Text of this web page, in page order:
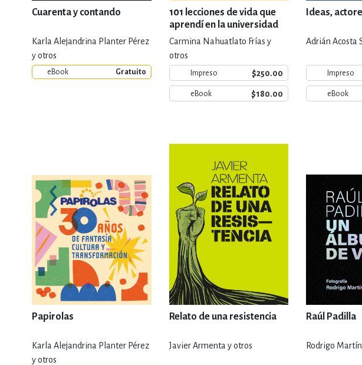
Y RELIGIÓN HISTORIA Y
JUVENILES Y DIDÁCTICOS
MEDICINA,
GRÁFICA, LIBROS DE CÓMICS, DIBUJOS
SALUD, RELACIONES Y DESARROLLO
SOCIEDAD Y CIENCIAS SOCIALES
TECNOLOGÍA, INGENIERÍA,
Cuarenta y contando
Karla Alejandrina Planter Pérez
y otros
eBook Gratuito
101 lecciones de vida que
aprendí en la universidad
Carmina Nahuatlato Frías y
otros
Impreso $250.00
eBook $180.00
Ideas,
Adrián Acosta
Impreso
eBook
Papirolas
Karla Alejandrina Planter Pérez
y otros
Relato de una resistencia
Javier Armenta y otros
Raúl Padilla
Rodrigo